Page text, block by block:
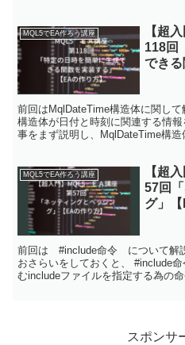
MQL5でEA作ろう講座
【超
118回
でき
前回はMqlDateTime構造体に関し
構造体が日付と時刻に関連する情
事をまず説明し、MqlDateTime構造
MQL5でEA作ろう講座
【超
57回
グ」【
前回は #include命令 について解
おさらいをしておくと、 #include
むincludeファイルを指定する為の
スポンサ